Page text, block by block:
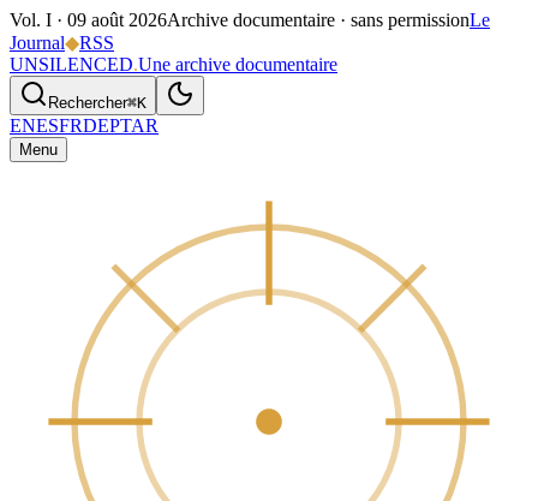
Vol. I · 09 août 2026Archive documentaire · sans permissionLe
Journal◆RSS
UNSILENCED.Une archive documentaire
Rechercher⌘K
ENESFRDEPTAR
Menu